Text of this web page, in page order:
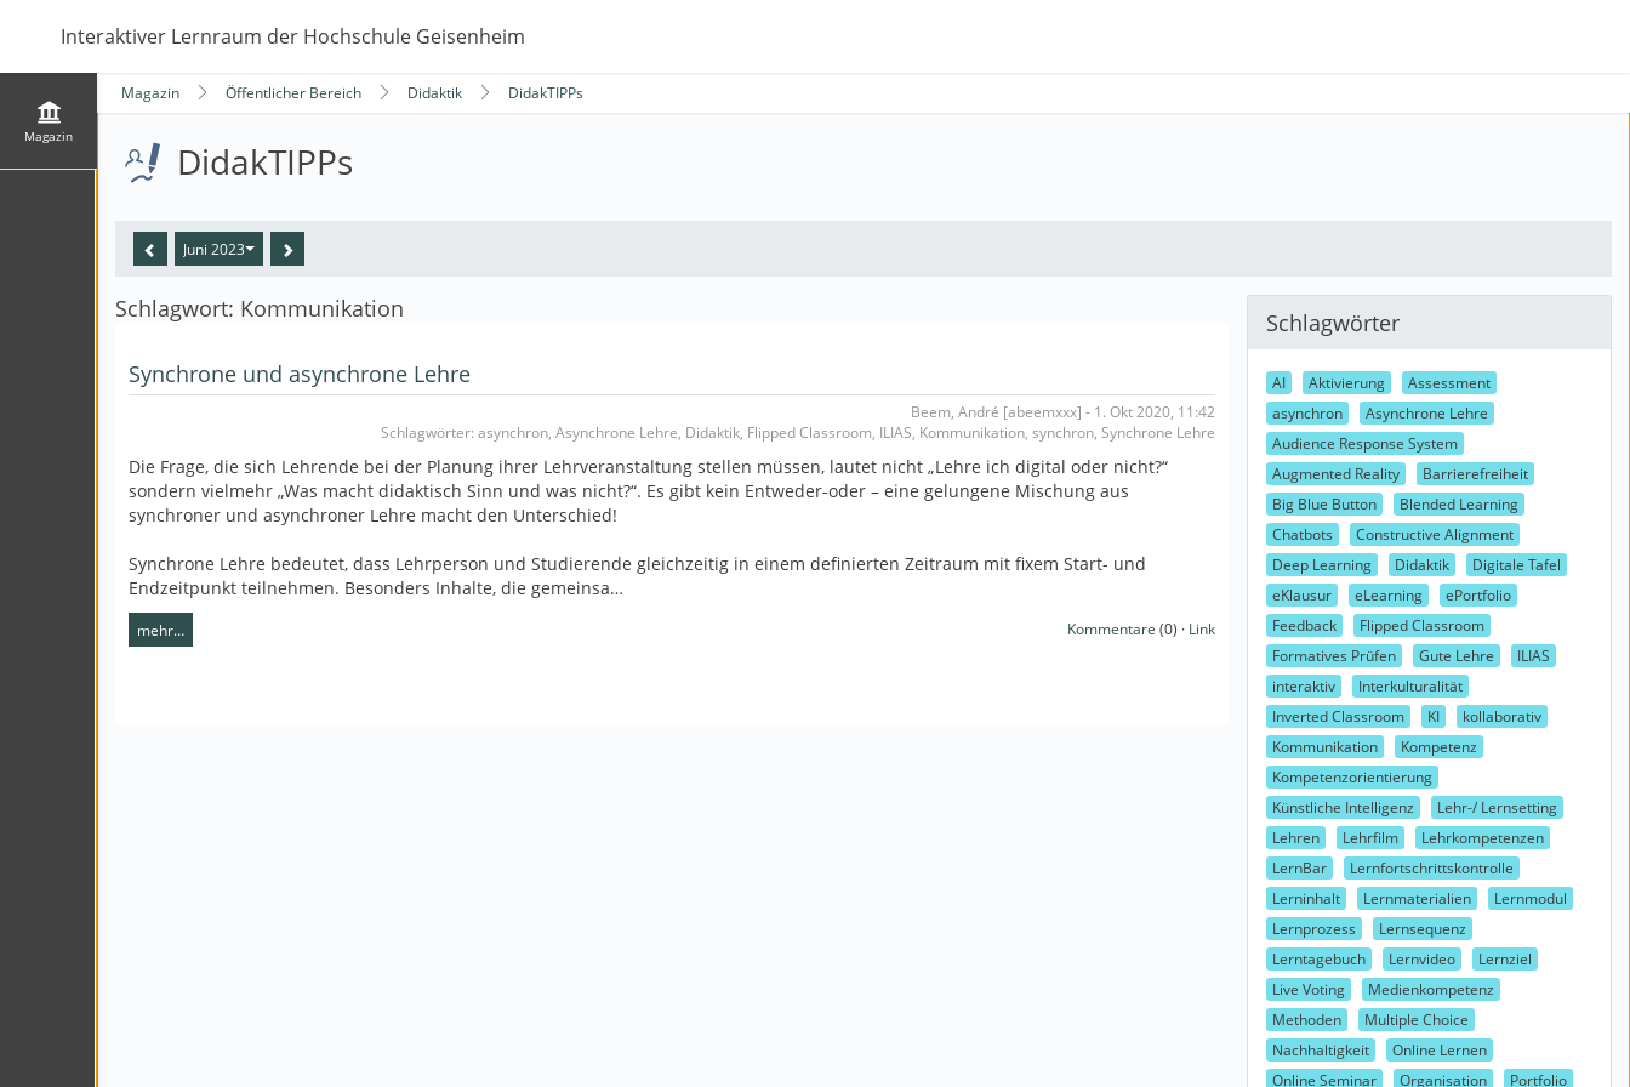
Interaktiver Lernraum der Hochschule Geisenheim
Magazin
Magazin Öffentlicher Bereich Didaktik DidakTIPPs
DidakTIPPs
Juni 2023
Schlagwort: Kommunikation
Synchrone und asynchrone Lehre
Beem, André [abeemxxx] - 1. Okt 2020, 11:42
Schlagwörter: asynchron, Asynchrone Lehre, Didaktik, Flipped Classroom, ILIAS, Kommunikation, synchron, Synchrone Lehre
Die Frage, die sich Lehrende bei der Planung ihrer Lehrveranstaltung stellen müssen, lautet nicht „Lehre ich digital oder nicht?“
sondern vielmehr „Was macht didaktisch Sinn und was nicht?“. Es gibt kein Entweder-oder – eine gelungene Mischung aus
synchroner und asynchroner Lehre macht den Unterschied!
Synchrone Lehre bedeutet, dass Lehrperson und Studierende gleichzeitig in einem definierten Zeitraum mit fixem Start- und
Endzeitpunkt teilnehmen. Besonders Inhalte, die gemeinsa…
mehr… Kommentare (0) · Link
Schlagwörter
AI Aktivierung
Assessment
asynchron
Asynchrone Lehre
Audience Response System
Augmented Reality
Barrierefreiheit
Big Blue Button
Blended Learning
Chatbots
Constructive Alignment
Deep Learning
Didaktik
Digitale Tafel
eKlausur
eLearning
ePortfolio
Feedback
Flipped Classroom
Formatives Prüfen
Gute Lehre
ILIAS
interaktiv
Interkulturalität
Inverted Classroom
KI
kollaborativ
Kommunikation
Kompetenz
Kompetenzorientierung
Künstliche Intelligenz
Lehr-/ Lernsetting
Lehren
Lehrfilm
Lehrkompetenzen
LernBar
Lernfortschrittskontrolle
Lerninhalt
Lernmaterialien
Lernmodul
Lernprozess
Lernsequenz
Lerntagebuch
Lernvideo
Lernziel
Live Voting
Medienkompetenz
Methoden
Multiple Choice
Nachhaltigkeit
Online Lernen
Online Seminar
Organisation Portfolio